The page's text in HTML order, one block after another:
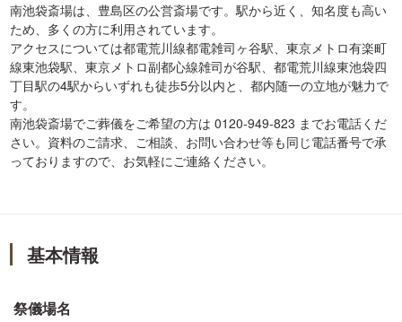
南池袋斎場は、豊島区の公営斎場です。駅から近く、知名度も高い
ため、多くの方に利用されています。
アクセスについては都電荒川線都電雑司ヶ谷駅、東京メトロ有楽町
線東池袋駅、東京メトロ副都心線雑司が谷駅、都電荒川線東池袋四
丁目駅の4駅からいずれも徒歩5分以内と、都内随一の立地が魅力で
す。
南池袋斎場でご葬儀をご希望の方は 0120-949-823 までお電話くだ
さい。資料のご請求、ご相談、お問い合わせ等も同じ電話番号で承
っておりますので、お気軽にご連絡ください。
基本情報
祭儀場名